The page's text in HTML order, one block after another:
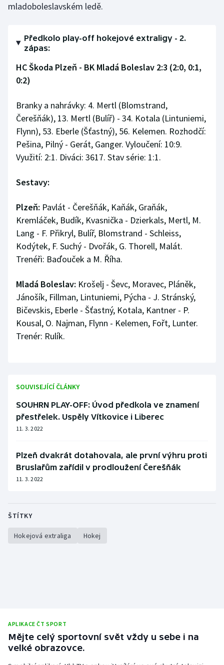
mladoboleslavském ledě.
Předkolo play-off hokejové extraligy - 2.
zápas:
HC Škoda Plzeň - BK Mladá Boleslav 2:3 (2:0, 0:1,
0:2)
Branky a nahrávky: 4. Mertl (Blomstrand,
Čerešňák), 13. Mertl (Bulíř) - 34. Kotala (Lintuniemi,
Flynn), 53. Eberle (Šťastný), 56. Kelemen. Rozhodčí:
Pešina, Pilný - Gerát, Ganger. Vyloučení: 10:9.
Využití: 2:1. Diváci: 3617. Stav série: 1:1.
Sestavy:
Plzeň: Pavlát - Čerešňák, Kaňák, Graňák,
Kremláček, Budík, Kvasnička - Dzierkals, Mertl, M.
Lang - F. Přikryl, Bulíř, Blomstrand - Schleiss,
Kodýtek, F. Suchý - Dvořák, G. Thorell, Malát.
Trenéři: Baďouček a M. Říha.
Mladá Boleslav: Krošelj - Ševc, Moravec, Pláněk,
Jánošík, Fillman, Lintuniemi, Pýcha - J. Stránský,
Bičevskis, Eberle - Šťastný, Kotala, Kantner - P.
Kousal, O. Najman, Flynn - Kelemen, Fořt, Lunter.
Trenér: Rulík.
SOUVISEJÍCÍ ČLÁNKY
SOUHRN PLAY-OFF: Úvod předkola ve znamení
přestřelek. Uspěly Vítkovice i Liberec
11. 3. 2022
Plzeň dvakrát dotahovala, ale první výhru proti
Bruslařům zařídil v prodloužení Čerešňák
11. 3. 2022
ŠTÍTKY
Hokejová extraliga Hokej
APLIKACE ČT SPORT
Mějte celý sportovní svět vždy u sebe i na
velké obrazovce.